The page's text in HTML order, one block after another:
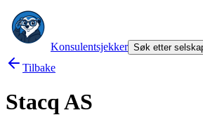
Konsulentsjekker Søk etter
Tilbake
Stacq AS